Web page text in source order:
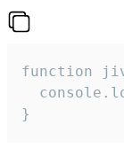
function
}